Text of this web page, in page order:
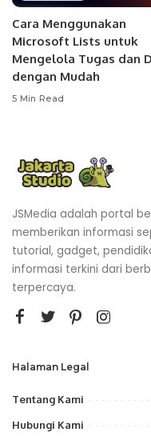
Cara Menggunakan
Microsoft Lists untuk
Mengelola Tugas dan
dengan Mudah
5 Min Read
JSMedia adalah portal
memberikan informasi
tutorial, gadget,
informasi terkini dari
terpercaya.
Halaman Legal
Tentang Kami
Hubungi Kami